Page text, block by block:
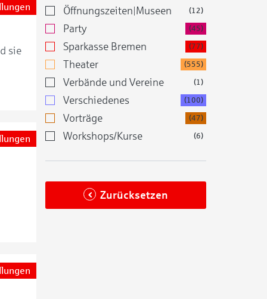
sie
Öffnungszeiten|Museen (12)
Party (45)
Sparkasse Bremen (77)
Theater (555)
Verbände und Vereine (1)
Verschiedenes (100)
Vorträge (47)
Workshops/Kurse (6)
Zurücksetzen